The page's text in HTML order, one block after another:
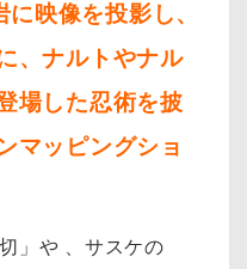
映像を投影し、
、ナルトやナル
場した忍術を披
マッピングショ
」や 、サスケの